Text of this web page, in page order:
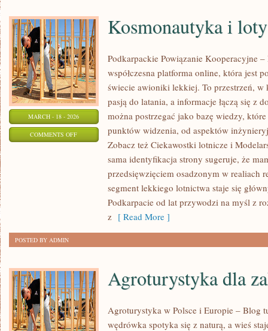
MARCH - 18 - 2026
COMMENTS OFFON
KOSMONAUTYKA
SUBORBITALNE
Kosmonautyka i
Podkarpackie Powiązanie Kooperacyjne
współczesna platforma online, która jest
świecie awioniki lekkiej. To przestrzeń,
pasją do latania, a informacje łączą się z
można postrzegać jako bazę wiedzy,
punktów widzenia, od aspektów
Zobacz też Ciekawostki lotnicze i
sama identyfikacja strony sugeruje, że
przedsięwzięciem osadzonym w realiach
segment lekkiego lotnictwa staje się
Podkarpacie od lat przywodzi na myśl z
z [ Read More ]
POSTED BY ADMIN
Agroturystyka dla
Agroturystyka w Polsce i Europie – Blog
wędrówka spotyka się z naturą, a wieś